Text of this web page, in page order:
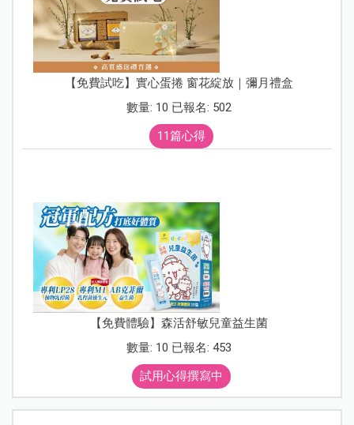
【免費試吃】實心蛋捲 窗花綻放｜彌月禮盒
數量: 10 已報名: 502
11篇心得
【免費體驗】森活舒敏兒童益生菌
數量: 10 已報名: 453
試用心得撰寫中